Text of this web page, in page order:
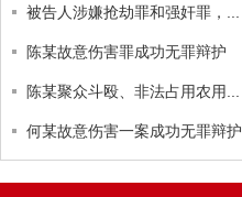
被告人涉嫌抢劫罪和强奸罪，...
陈某故意伤害罪成功无罪辩护
陈某聚众斗殴、非法占用农用...
何某故意伤害一案成功无罪辩护